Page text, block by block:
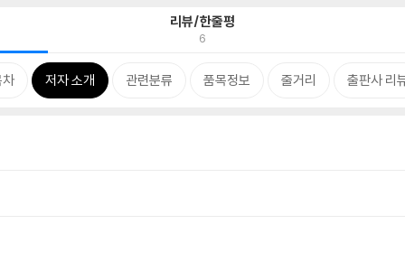
리뷰/한줄평
6
저자 소개 관련분류 품목정보 줄거리 출판사 리